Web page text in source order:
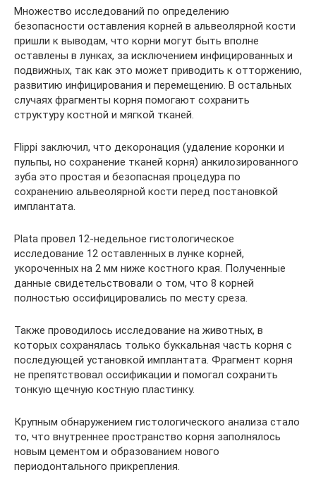
Множество исследований по определению
безопасности оставления корней в альвеолярной кости
пришли к выводам, что корни могут быть вполне
оставлены в лунках, за исключением инфицированных и
подвижных, так как это может приводить к отторжению,
развитию инфицирования и перемещению. В остальных
случаях фрагменты корня помогают сохранить
структуру костной и мягкой тканей.
Flippi заключил, что декоронация (удаление коронки и
пульпы, но сохранение тканей корня) анкилозированного
зуба это простая и безопасная процедура по
сохранению альвеолярной кости перед постановкой
имплантата.
Plata провел 12-недельное гистологическое
исследование 12 оставленных в лунке корней,
укороченных на 2 мм ниже костного края. Полученные
данные свидетельствовали о том, что 8 корней
полностью оссифицировались по месту среза.
Также проводилось исследование на животных, в
которых сохранялась только буккальная часть корня с
последующей установкой имплантата. Фрагмент корня
не препятствовал оссификации и помогал сохранить
тонкую щечную костную пластинку.
Крупным обнаружением гистологического анализа стало
то, что внутреннее пространство корня заполнялось
новым цементом и образованием нового
периодонтального прикрепления.